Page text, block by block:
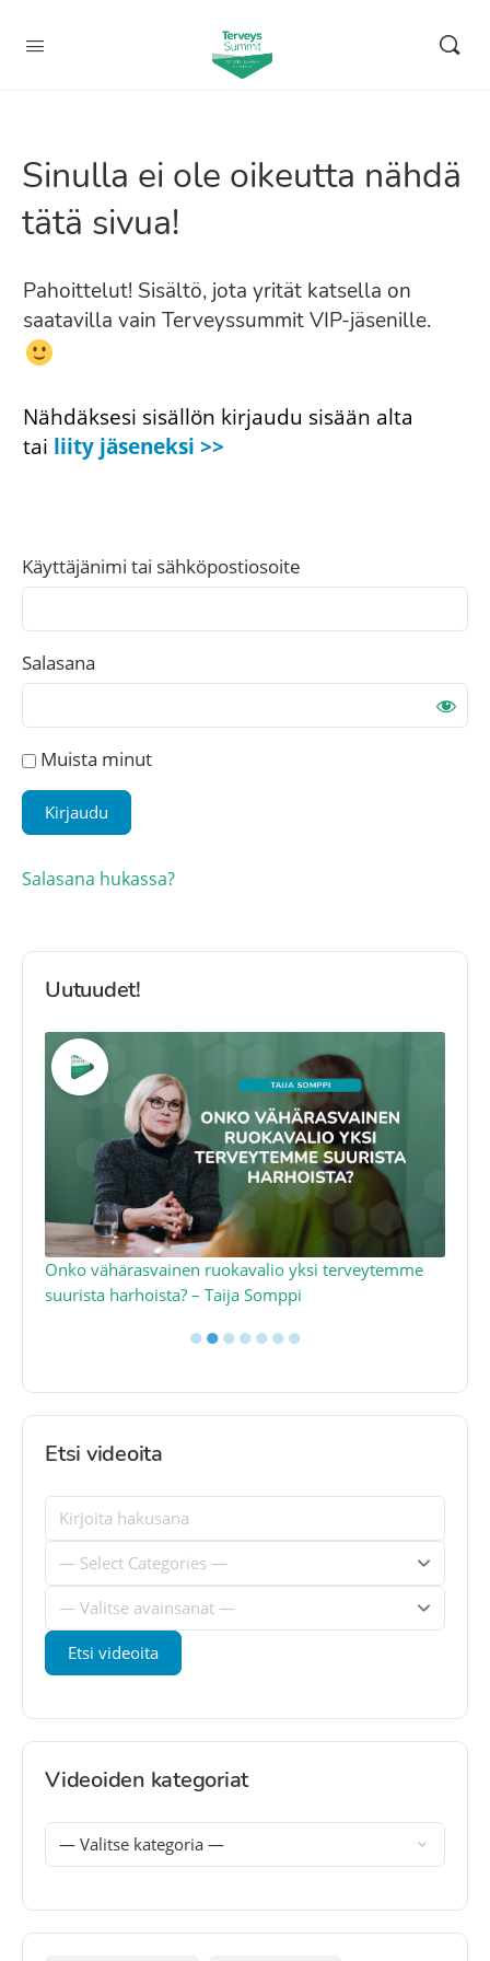
Sinulla ei ole oikeutta nähdä
tätä sivua!
Pahoittelut! Sisältö, jota yrität katsella on
saatavilla vain Terveyssummit VIP-jäsenille.
Nähdäksesi sisällön kirjaudu sisään alta
tai liity jäseneksi >>
Käyttäjänimi tai sähköpostiosoite
Salasana
Muista minut
Salasana hukassa?
Uutuudet!
Onko vähärasvainen ruokavalio yksi terveytemme
suurista harhoista? – Taija Somppi
●●●●●●●
Etsi videoita
Videoiden kategoriat